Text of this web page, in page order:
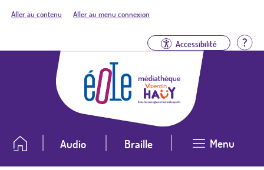
Aller au contenu Aller au menu connexion
Accessibilité
Audio Braille Menu